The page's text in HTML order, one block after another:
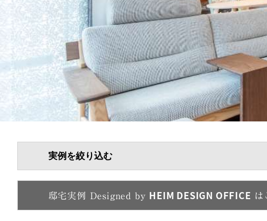
(ハイクラス分譲ブランド)
スマートハイムシティ
(先進技術を活かしたまち)
宿泊体感型モデルハウス
実例を絞り込む
邸宅実例 Designed by HEIM DESIGN OFFICE は